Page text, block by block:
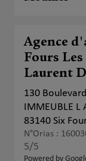
Agence
Fours Les
Laurent
130
IMMEUBLE L
83140 Six
N°Orias :
5/5
Powered by